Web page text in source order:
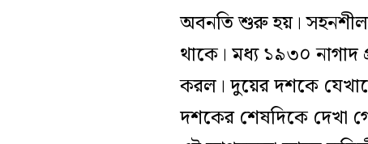
অবনতি শুরু হয়।
থাকে। মধ্য ১৯৩০ নাগাদ
করল। দুয়ের দশকে
দশকের শেষদিকে দেখা